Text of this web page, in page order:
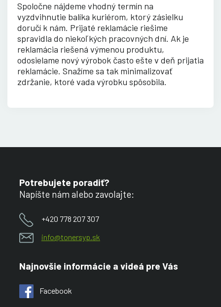
Spoločne nájdeme vhodný termín na
vyzdvihnutie balíka kuriérom, ktorý zásielku
doručí k nám. Prijaté reklamácie riešime
spravidla do niekoľkých pracovných dní. Ak je
reklamácia riešená výmenou produktu,
odosielame nový výrobok často ešte v deň prijatia
reklamácie. Snažíme sa tak minimalizovať
zdržanie, ktoré vada výrobku spôsobila.
Potrebujete poradiť?
Napíšte nám alebo zavolajte:
+420 778 207 307
info@tonersyp.sk
Najnovšie informácie a videá pre Vás
Facebook